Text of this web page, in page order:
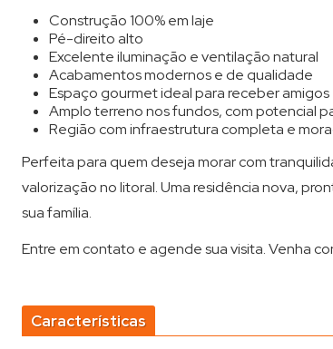
Construção 100% em laje
Pé-direito alto
Excelente iluminação e ventilação natural
Acabamentos modernos e de qualidade
Espaço gourmet ideal para receber amigos
Amplo terreno nos fundos, com potencial
Região com infraestrutura completa e
Perfeita para quem deseja morar com
valorização no litoral. Uma residência nova,
sua família.
Entre em contato e agende sua visita. Venha
Características